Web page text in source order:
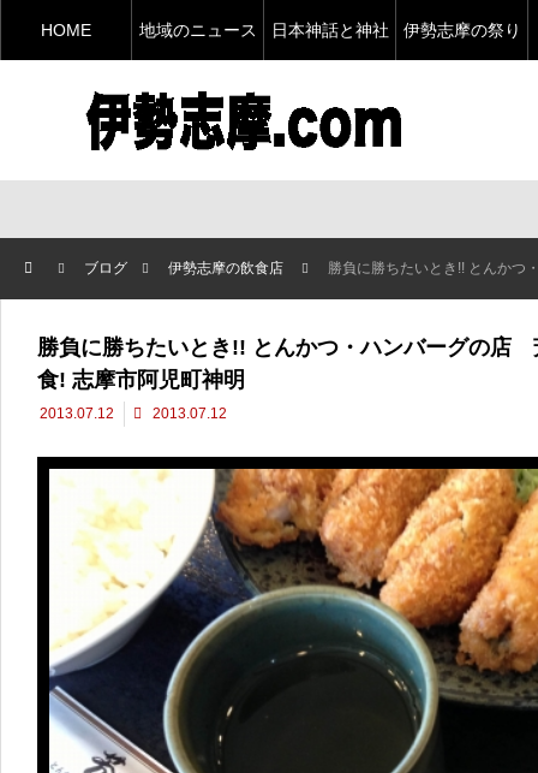
HOME 地域のニュース 日本神話と神社 伊勢志摩の祭り
ブログ 伊勢志摩の飲食店 勝負に勝ちたいとき!! とんかつ・ハンバ
勝負に勝ちたいとき!! とんかつ・ハンバーグの店
食! 志摩市阿児町神明
2013.07.12 2013.07.12